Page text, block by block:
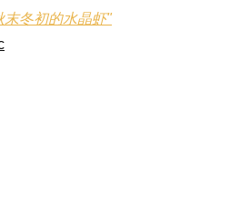
末冬初的水晶虾"